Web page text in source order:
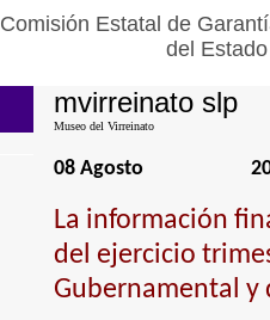
Comisión Estatal de
del
mvirreinato slp
Museo del Virreinato
08 Agosto
La información
del ejercicio
Gubernamental y